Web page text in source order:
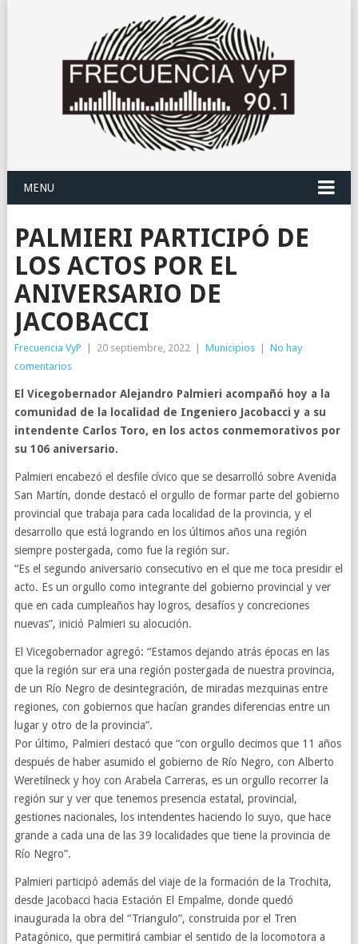
MENU
PALMIERI PARTICIPÓ DE
LOS ACTOS POR EL
ANIVERSARIO DE
JACOBACCI
Frecuencia VyP 20 septiembre, 2022 Municipios
No hay
comentarios
El Vicegobernador Alejandro Palmieri acompañó hoy a la
comunidad de la localidad de Ingeniero Jacobacci y a su
intendente Carlos Toro, en los actos conmemorativos por
su 106 aniversario.
Palmieri encabezó el desfile cívico que se desarrolló sobre Avenida
San Martín, donde destacó el orgullo de formar parte del gobierno
provincial que trabaja para cada localidad de la provincia, y el
desarrollo que está logrando en los últimos años una región
siempre postergada, como fue la región sur.
“Es el segundo aniversario consecutivo en el que me toca presidir el
acto. Es un orgullo como integrante del gobierno provincial y ver
que en cada cumpleaños hay logros, desafíos y concreciones
nuevas”, inició Palmieri su alocución.
El Vicegobernador agregó: “Estamos dejando atrás épocas en las
que la región sur era una región postergada de nuestra provincia,
de un Río Negro de desintegración, de miradas mezquinas entre
regiones, con gobiernos que hacían grandes diferencias entre un
lugar y otro de la provincia”.
Por último, Palmieri destacó que “con orgullo decimos que 11 años
después de haber asumido el gobierno de Río Negro, con Alberto
Weretilneck y hoy con Arabela Carreras, es un orgullo recorrer la
región sur y ver que tenemos presencia estatal, provincial,
gestiones nacionales, los intendentes haciendo lo suyo, que hace
grande a cada una de las 39 localidades que tiene la provincia de
Río Negro”.
Palmieri participó además del viaje de la formación de la Trochita,
desde Jacobacci hacia Estación El Empalme, donde quedó
inaugurada la obra del “Triangulo”, construida por el Tren
Patagónico, que permitirá cambiar el sentido de la locomotora a